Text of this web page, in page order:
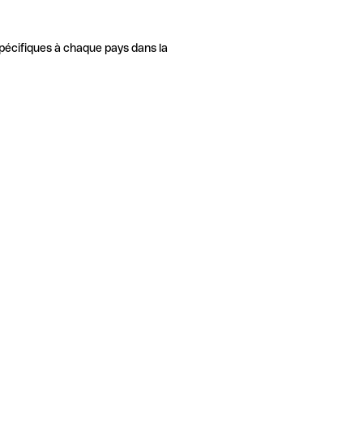
à chaque pays dans la